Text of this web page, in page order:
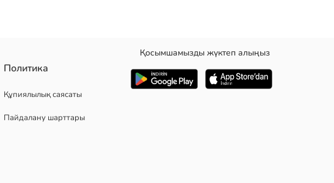
Политика
Құпиялылық саясаты
Пайдалану шарттары
Қосымшамызды жүктеп алыңыз